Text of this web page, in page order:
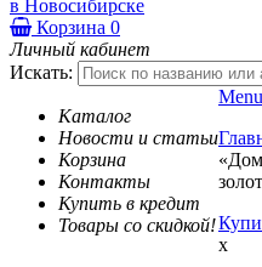
в Новосибирске
Корзина 0
Личный кабинет
Искать:
Каталог
Новости и статьи
Корзина
Контакты
Купить в кредит
Товары со скидкой!
Menu
x